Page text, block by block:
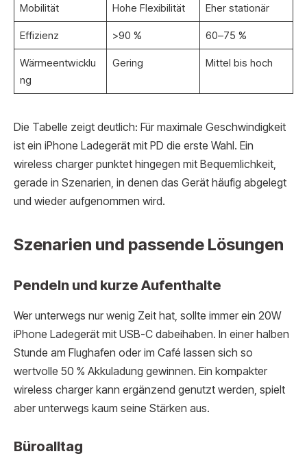
Mobilität Hohe Flexibilität Eher stationär
Effizienz >90 % 60–75 %
Wärmeentwicklu
ng
Gering Mittel bis hoch
Die Tabelle zeigt deutlich: Für maximale Geschwindigkeit
ist ein iPhone Ladegerät mit PD die erste Wahl. Ein
wireless charger punktet hingegen mit Bequemlichkeit,
gerade in Szenarien, in denen das Gerät häufig abgelegt
und wieder aufgenommen wird.
Szenarien und passende Lösungen
Pendeln und kurze Aufenthalte
Wer unterwegs nur wenig Zeit hat, sollte immer ein 20W
iPhone Ladegerät mit USB-C dabeihaben. In einer halben
Stunde am Flughafen oder im Café lassen sich so
wertvolle 50 % Akkuladung gewinnen. Ein kompakter
wireless charger kann ergänzend genutzt werden, spielt
aber unterwegs kaum seine Stärken aus.
Büroalltag